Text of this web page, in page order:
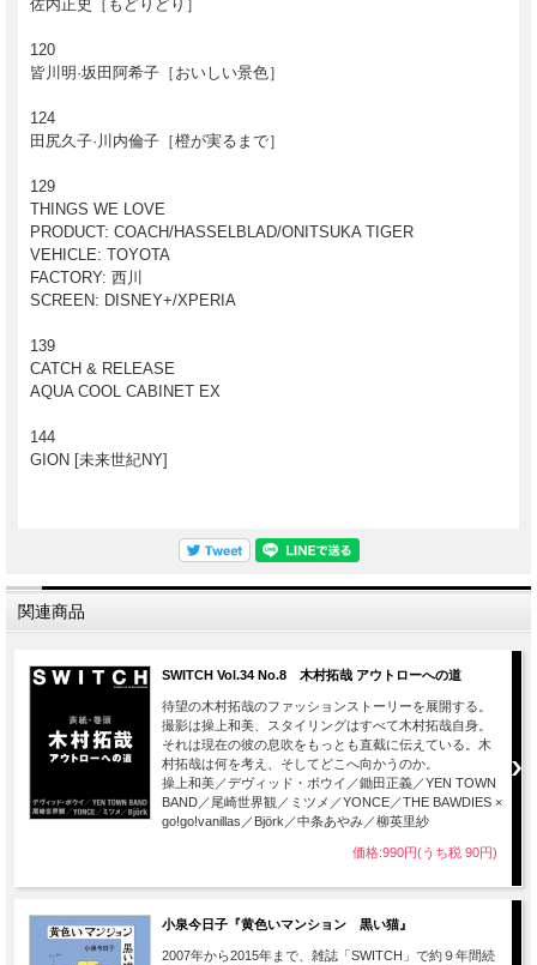
佐内正史［もどりどり］
120
皆川明·坂田阿希子［おいしい景色］
124
田尻久子·川内倫子［橙が実るまで］
129
THINGS WE LOVE
PRODUCT: COACH/HASSELBLAD/ONITSUKA TIGER
VEHICLE: TOYOTA
FACTORY: 西川
SCREEN: DISNEY+/XPERIA
139
CATCH & RELEASE
AQUA COOL CABINET EX
144
GION [未来世紀NY]
関連商品
SWITCH Vol.34 No.8 木村拓哉 アウトローへの道
待望の木村拓哉のファッションストーリーを展開する。
撮影は操上和美、スタイリングはすべて木村拓哉自身。
それは現在の彼の息吹をもっとも直截に伝えている。木
村拓哉は何を考え、そしてどこへ向かうのか。
操上和美／デヴィッド・ボウイ／鋤田正義／YEN TOWN
BAND／尾崎世界観／ミツメ／YONCE／THE BAWDIES ×
go!go!vanillas／Björk／中条あやみ／柳英里紗
価格:990円(うち税 90円)
小泉今日子『黄色いマンション 黒い猫』
2007年から2015年まで、雑誌「SWITCH」で約９年間続